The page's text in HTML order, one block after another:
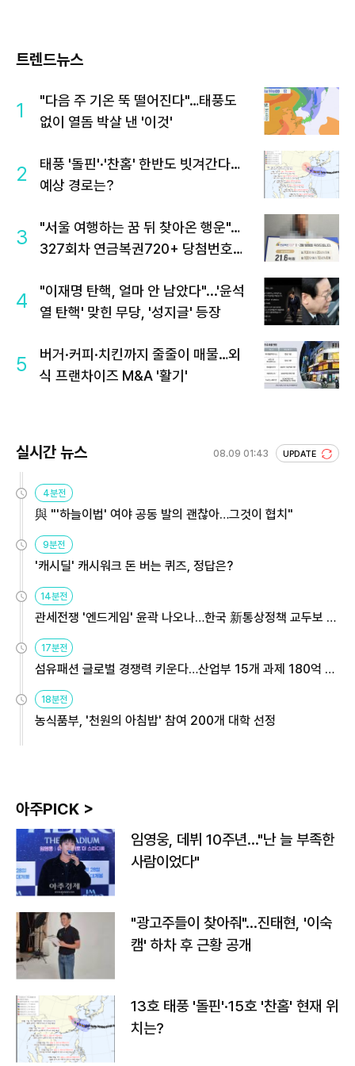
트렌드뉴스
1
"다음 주 기온 뚝 떨어진다"…태풍도
없이 열돔 박살 낸 '이것'
2
태풍 '돌핀'·'찬홈' 한반도 빗겨간다…
예상 경로는?
3
"서울 여행하는 꿈 뒤 찾아온 행운"…
327회차 연금복권720+ 당첨번호조
4
"이재명 탄핵, 얼마 안 남았다"...'윤석
열 탄핵' 맞힌 무당, '성지글' 등장
5
버거·커피·치킨까지 줄줄이 매물…외
식 프랜차이즈 M&A '활기'
실시간 뉴스 08.09 01:43 UPDATE
4분전
與 "'하늘이법' 여야 공동 발의 괜찮아…그것이 협치"
9분전
'캐시딜' 캐시워크 돈 버는 퀴즈, 정답은?
14분전
관세전쟁 '엔드게임' 윤곽 나오나…한국 新통상정책 교두보 활
용해야
17분전
섬유패션 글로벌 경쟁력 키운다…산업부 15개 과제 180억 지
원
18분전
농식품부, '천원의 아침밥' 참여 200개 대학 선정
아주PICK >
임영웅, 데뷔 10주년…"난 늘 부족한
사람이었다"
"광고주들이 찾아줘"…진태현, '이숙
캠' 하차 후 근황 공개
13호 태풍 '돌핀'·15호 '찬홈' 현재 위
치는?